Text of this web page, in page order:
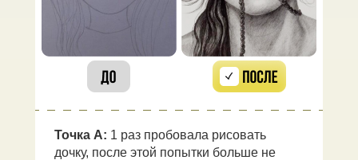
Точка А: 1 раз пробовала рисовать
дочку, после этой попытки больше не